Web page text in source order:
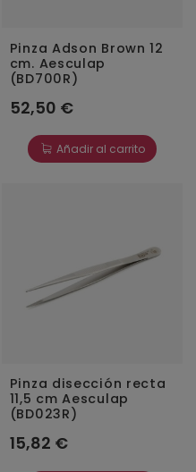
Pinza Adson Brown 12
cm. Aesculap
(BD700R)
52,50 €
Añadir al carrito
Pinza disección recta
11,5 cm Aesculap
(BD023R)
15,82 €